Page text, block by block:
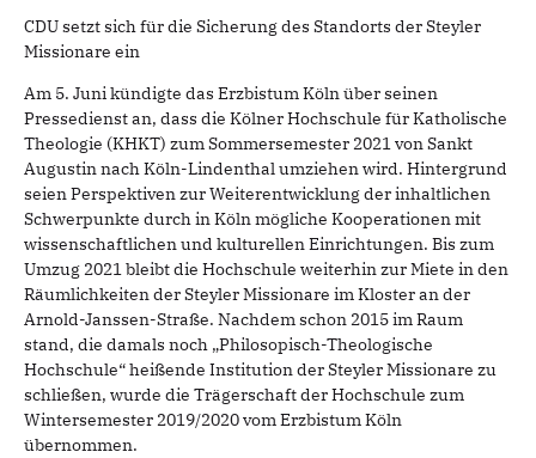
CDU setzt sich für die Sicherung des Standorts der Steyler
Missionare ein
Am 5. Juni kündigte das Erzbistum Köln über seinen
Pressedienst an, dass die Kölner Hochschule für Katholische
Theologie (KHKT) zum Sommersemester 2021 von Sankt
Augustin nach Köln-Lindenthal umziehen wird. Hintergrund
seien Perspektiven zur Weiterentwicklung der inhaltlichen
Schwerpunkte durch in Köln mögliche Kooperationen mit
wissenschaftlichen und kulturellen Einrichtungen. Bis zum
Umzug 2021 bleibt die Hochschule weiterhin zur Miete in den
Räumlichkeiten der Steyler Missionare im Kloster an der
Arnold-Janssen-Straße. Nachdem schon 2015 im Raum
stand, die damals noch „Philosopisch-Theologische
Hochschule“ heißende Institution der Steyler Missionare zu
schließen, wurde die Trägerschaft der Hochschule zum
Wintersemester 2019/2020 vom Erzbistum Köln
übernommen.